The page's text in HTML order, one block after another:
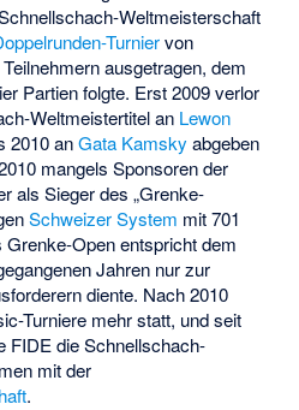
Weltmeisterschaft
Turniervon
ausgetragen, dem
Partien folgte. Erst 2009 verlor
Weltmeistertitel an Lewon
2010 anGata Kamsky abgeben
mangels Sponsoren der
als Sieger des „Grenke-
Schweizer System mit 701
Open entspricht dem
Jahren nur zur
diente. Nach 2010
Turniere mehr statt, und seit
FIDE die Schnellschach-
mit der
.